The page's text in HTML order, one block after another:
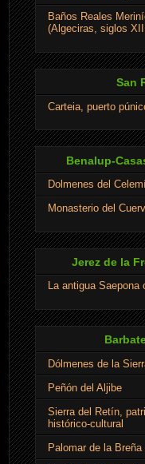
Baños Reales
(Algeciras, siglos
San
Carteia, puerto
Benalup-
Dolmenes del
Monasterio del
Jerez de la
La antigua Saepona
Dólmenes de la
Peñón del Aljibe
Sierra del Retín,
histórico-cultural
Palomar de la Breña